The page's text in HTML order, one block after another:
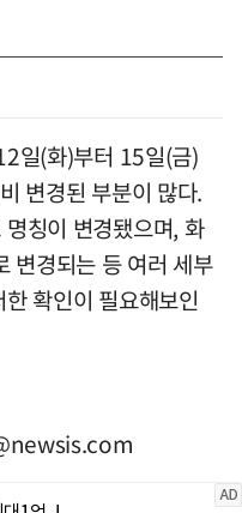
일(화)부터 15일(금)
변경된 부분이 많다.
칭이 변경됐으며, 화
변경되는 등 여러 세부
확인이 필요해보인